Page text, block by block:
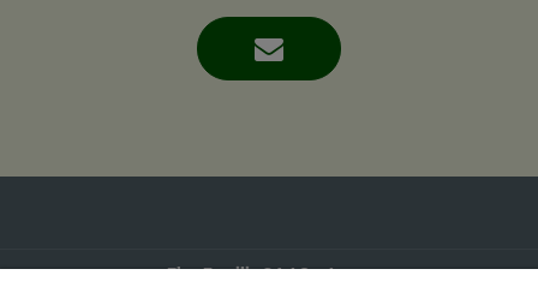
Eko-Familia GAJ Sp.Jawna